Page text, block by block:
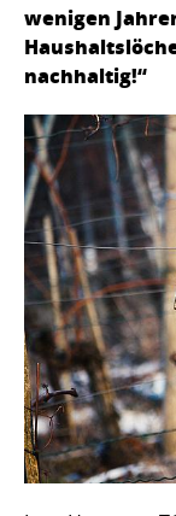
wenigen
nachhaltig!“